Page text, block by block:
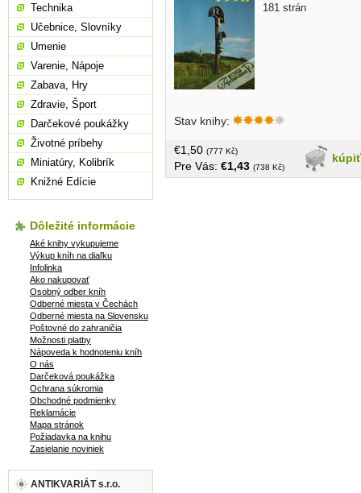
181 strán
Stav knihy:
kúpiť
€1,50 (777 Kč)
Pre Vás: €1,43 (738 Kč)
Technika
Učebnice, Slovníky
Umenie
Varenie, Nápoje
Zabava, Hry
Zdravie, Šport
Darčekové poukážky
Životné príbehy
Miniatúry, Kolibrík
Knižné Edície
Dôležité informácie
Aké knihy vykupujeme
Výkup kníh na diaľku
Infolinka
Ako nakupovať
Osobný odber kníh
Odberné miesta v Čechách
Odberné miesta na Slovensku
Poštovné do zahraničia
Možnosti platby
Nápoveda k hodnoteniu kníh
O nás
Darčeková poukážka
Ochrana súkromia
Obchodné podmienky
Reklamácie
Mapa stránok
Požiadavka na knihu
Zasielanie noviniek
ANTIKVARIÁT s.r.o.